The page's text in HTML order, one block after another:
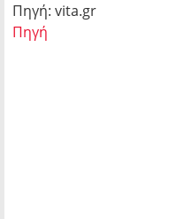
Πηγή: vita.gr
Πηγή